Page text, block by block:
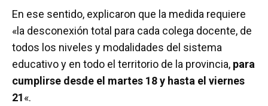
En ese sentido, explicaron que la medida requiere
«la desconexión total para cada colega docente, de
todos los niveles y modalidades del sistema
educativo y en todo el territorio de la provincia, para
cumplirse desde el martes 18 y hasta el viernes
21«.